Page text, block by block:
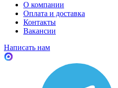
О компании
Оплата и доставка
Контакты
Вакансии
Написать нам